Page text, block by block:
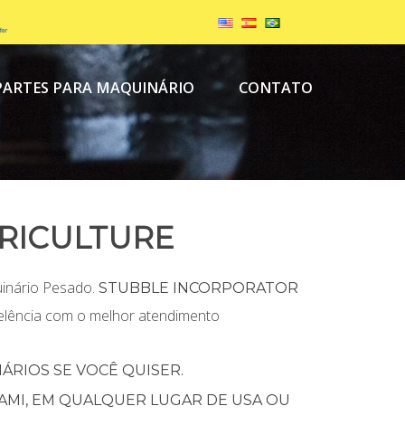
PARA MAQUINÁRIO CONTATO
Pesado. STUBBLE INCORPORATOR
com o melhor atendimento
SE VOCÊ QUISER.
EM QUALQUER LUGAR DE USA OU